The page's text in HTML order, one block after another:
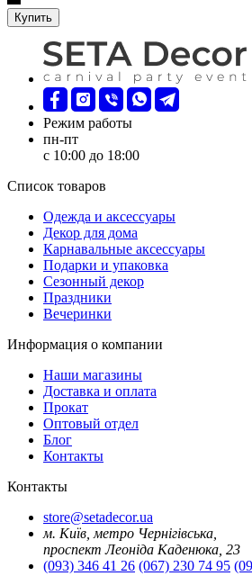
Купить
Режим работы
пн-пт
с 10:00 до 18:00
Список товаров
Oдежда и аксессуары
Декор для дома
Карнавальные аксессуары
Подарки и упаковка
Сезонный декор
Праздники
Вечеринки
Информация о компании
Наши магазины
Доставка и оплата
Прокат
Оптовый отдел
Блог
Контакты
Контакты
store@setadecor.ua
м. Київ, метро Чернігівська,
проспект Леоніда Каденюка, 23
(093) 346 41 26 (067) 230 74 95